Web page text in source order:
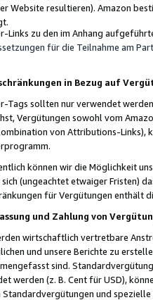
Website resultieren). Amazon
Links zu den im Anhang
für die Teilnahme am
in Bezug auf
Tags sollten nur verwendet
Vergütungen sowohl vom
von Attributions-Links),
können wir die Möglichkeit
(ungeachtet etwaiger Fristen)
für Vergütungen enthält
und Zahlung von
wirtschaftlich vertretbare
und unsere Berichte zu
sind.
werden (z. B. Cent für USD),
Standardvergütungen und